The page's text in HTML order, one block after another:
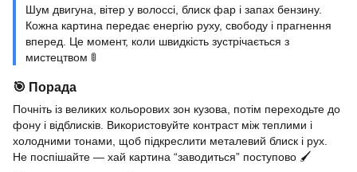
Шум двигуна, вітер у волоссі, блиск фар і запах бензину.
Кожна картина передає енергію руху, свободу і прагнення
вперед. Це момент, коли швидкість зустрічається з
мистецтвом 🚦
🎯 Порада
Почніть із великих кольорових зон кузова, потім переходьте до
фону і відблисків. Використовуйте контраст між теплими і
холодними тонами, щоб підкреслити металевий блиск і рух.
Не поспішайте — хай картина “заводиться” поступово 🖌️